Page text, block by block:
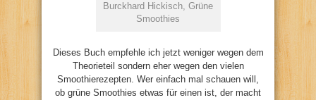
Burckhard Hickisch, Grüne
Smoothies
Dieses Buch empfehle ich jetzt weniger wegen dem
Theorieteil sondern eher wegen den vielen
Smoothierezepten. Wer einfach mal schauen will,
ob grüne Smoothies etwas für einen ist, der macht